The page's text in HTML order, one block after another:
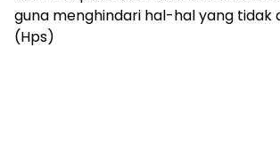
guna menghindari hal-hal yang tidak
(Hps)